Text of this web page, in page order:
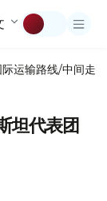
运输路线/中间走廊
坦代表团